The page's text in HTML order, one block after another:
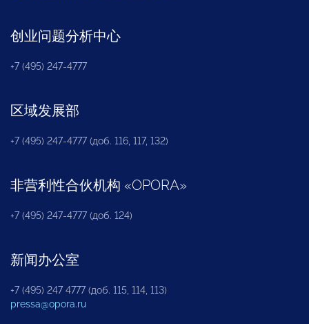
创业问题分析中心
+7 (495) 247-4777
区域发展部
+7 (495) 247-4777 (доб. 116, 117, 132)
非营利性合伙机构 «OPORA»
+7 (495) 247-4777 (доб. 124)
新闻办公室
+7 (495) 247 4777 (доб. 115, 114, 113)
pressa@opora.ru